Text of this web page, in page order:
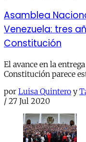
Asamblea
Venezuela: tres
Constitución
El avance en la
Constitución parece
por Luisa Quintero y
/ 27 Jul 2020